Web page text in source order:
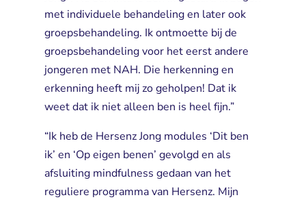
met individuele behandeling en later ook
groepsbehandeling. Ik ontmoette bij de
groepsbehandeling voor het eerst andere
jongeren met NAH. Die herkenning en
erkenning heeft mij zo geholpen! Dat ik
weet dat ik niet alleen ben is heel fijn.”
“Ik heb de Hersenz Jong modules ‘Dit ben
ik’ en ‘Op eigen benen’ gevolgd en als
afsluiting mindfulness gedaan van het
reguliere programma van Hersenz. Mijn